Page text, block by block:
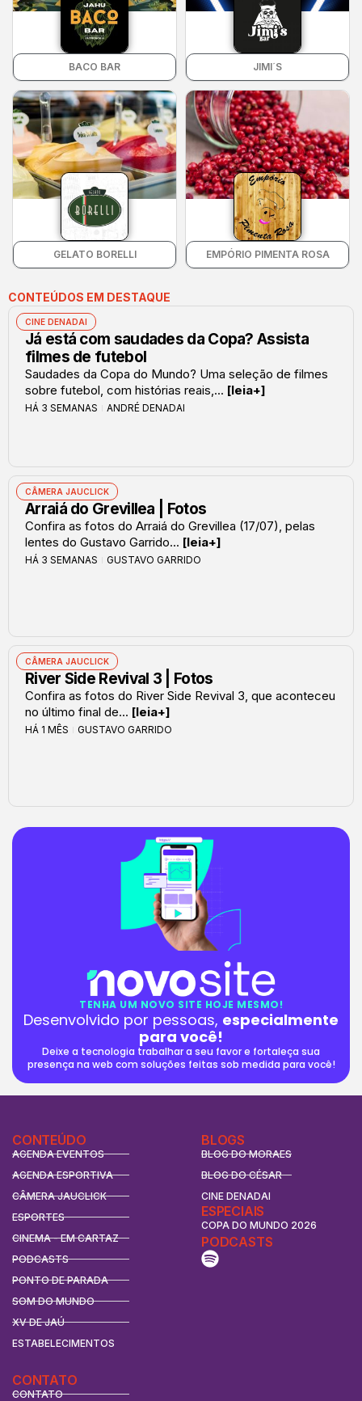
BACO BAR JIMI´S
GELATO BORELLI EMPÓRIO PIMENTA ROSA
CONTEÚDOS EM DESTAQUE
CINE DENADAI
Já está com saudades da Copa? Assista
filmes de futebol
Saudades da Copa do Mundo? Uma seleção de filmes
sobre futebol, com histórias reais,... [leia+]
HÁ 3 SEMANAS ANDRÉ DENADAI
CÂMERA JAUCLICK
Arraiá do Grevillea | Fotos
Confira as fotos do Arraiá do Grevillea (17/07), pelas
lentes do Gustavo Garrido... [leia+]
HÁ 3 SEMANAS GUSTAVO GARRIDO
CÂMERA JAUCLICK
River Side Revival 3 | Fotos
Confira as fotos do River Side Revival 3, que aconteceu
no último final de... [leia+]
HÁ 1 MÊS GUSTAVO GARRIDO
TENHA UM NOVO SITE HOJE MESMO!
Desenvolvido por pessoas, especialmente
para você!
Deixe a tecnologia trabalhar a seu favor e fortaleça sua
presença na web com soluções feitas sob medida para você!
CONTEÚDO
AGENDA EVENTOS
AGENDA ESPORTIVA
CÂMERA JAUCLICK
ESPORTES
CINEMA - EM CARTAZ
PODCASTS
PONTO DE PARADA
SOM DO MUNDO
XV DE JAÚ
ESTABELECIMENTOS
BLOGS
BLOG DO MORAES
BLOG DO CÉSAR
CINE DENADAI
ESPECIAIS
COPA DO MUNDO 2026
CONTATO
CONTATO
PODCASTS